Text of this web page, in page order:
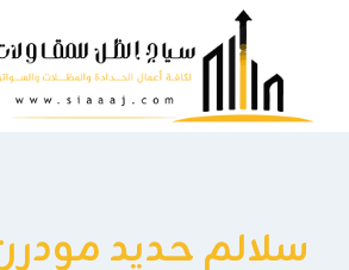
المحتوى
سلالم حديد